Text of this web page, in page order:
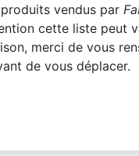
vendus par
cette liste peut
merci de vous
de vous déplacer.